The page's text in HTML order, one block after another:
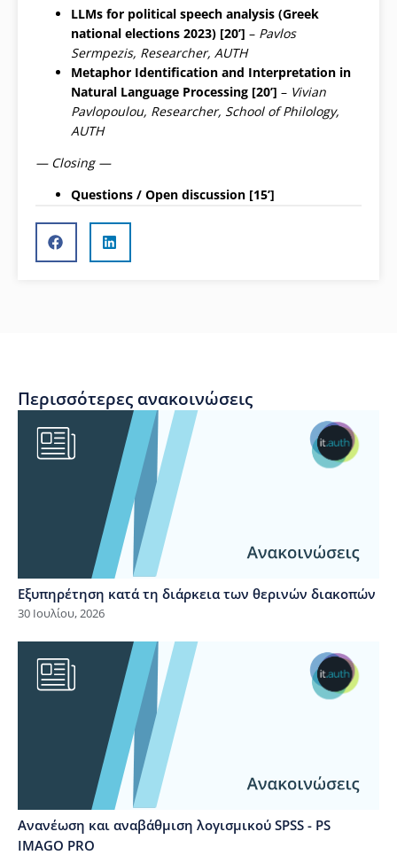
LLMs for political speech analysis (Greek
national elections 2023) [20’] – Pavlos
Sermpezis, Researcher, AUTH
Metaphor Identification and Interpretation in
Natural Language Processing [20’] – Vivian
Pavlopoulou, Researcher, School of Philology,
AUTH
— Closing —
Questions / Open discussion [15’]
Περισσότερες ανακοινώσεις
Εξυπηρέτηση κατά τη διάρκεια των θερινών διακοπών
30 Ιουλίου, 2026
Ανανέωση και αναβάθμιση λογισμικού SPSS - PS
IMAGO PRO